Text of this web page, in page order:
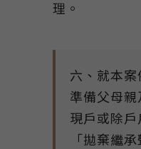
理。
六、就本
準備父母
現戶或除
「拋棄繼